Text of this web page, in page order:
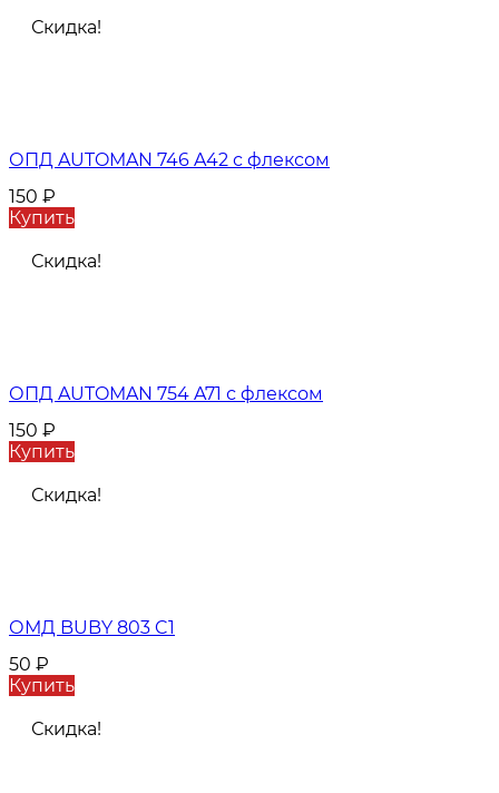
Скидка!
ОПД AUTOMAN 746 A42 с флексом
150 ₽
Купить
Скидка!
ОПД AUTOMAN 754 A71 с флексом
150 ₽
Купить
Скидка!
ОМД BUBY 803 C1
50 ₽
Купить
Скидка!